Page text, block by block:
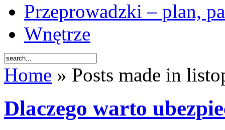
Przeprowadzki – plan,
Wnętrze
Home » Posts made in
Dlaczego warto